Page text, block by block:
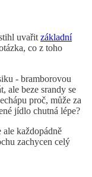
uvařit základní
co z toho
- bramborovou
ale beze srandy se
proč, může za
jídlo chutná lépe?
každopádně
zachycen celý